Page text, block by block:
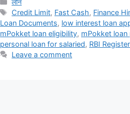
Tags
Credit Limit, Fast Cash, Finance
Loan Documents, low interest loan
mPokket loan eligibility, mPokket loan
personal loan for salaried, RBI
Leave a comment